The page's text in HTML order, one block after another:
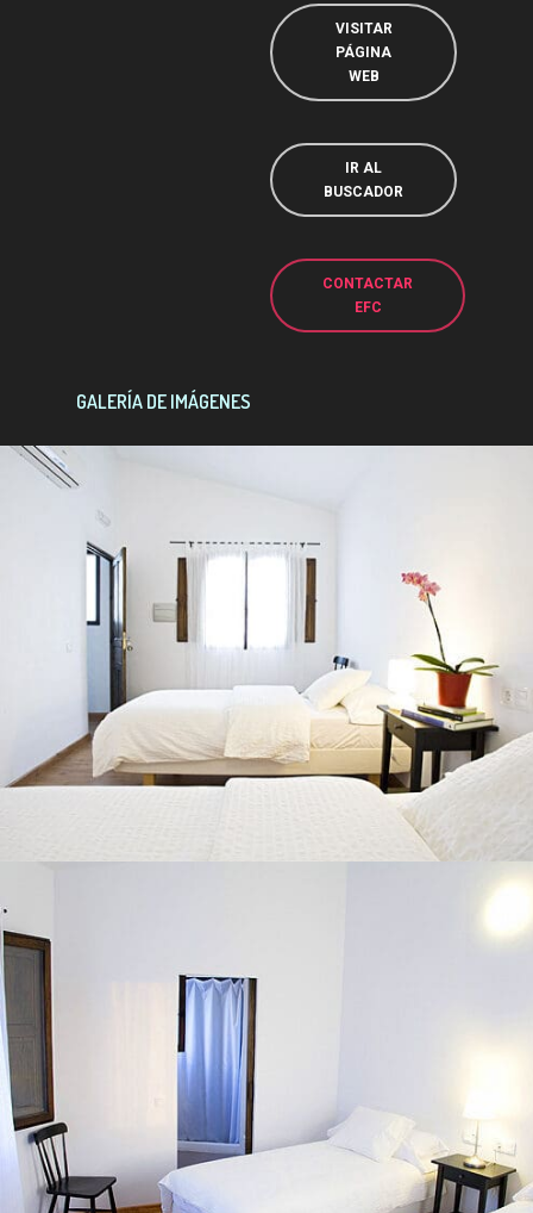
VISITAR
PÁGINA
WEB
IR AL
BUSCADOR
CONTACTAR
EFC
GALERÍA DE IMÁGENES